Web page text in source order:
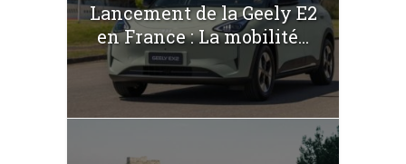
Lancement de la Geely E2
en France : La mobilité...